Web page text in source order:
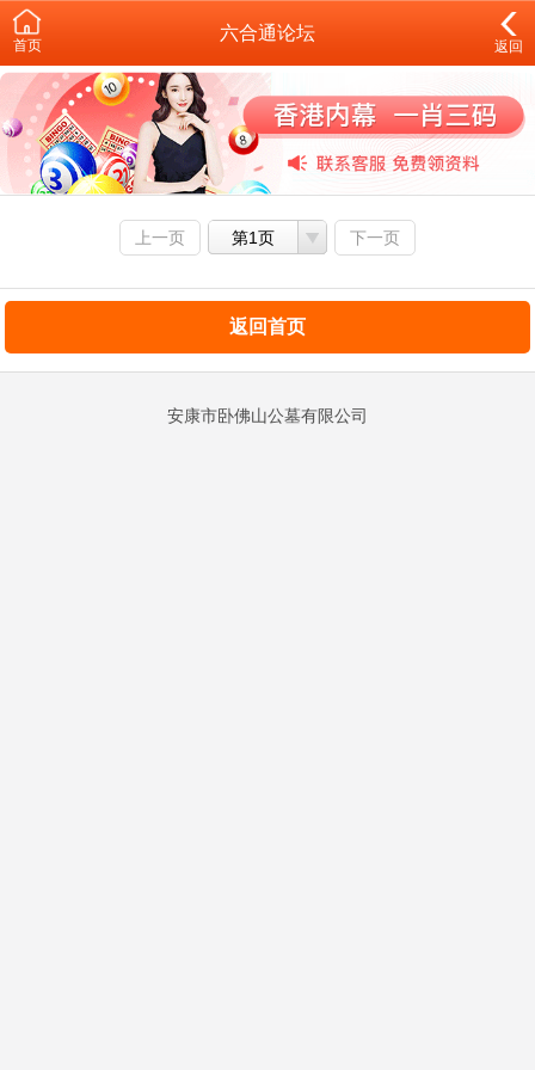
首页
六合通论坛
返回
上一页 第1页 下一页
返回首页
安康市卧佛山公墓有限公司